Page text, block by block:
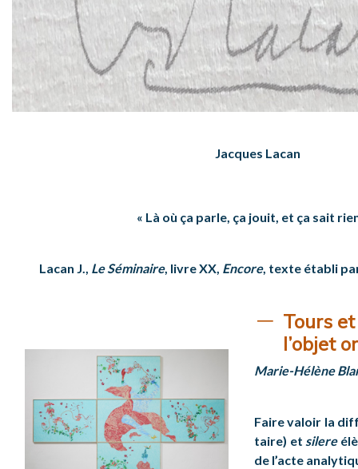
Jacques Lacan
« Là où ça parle, ça jouit, et ça sait
Lacan J., Le Séminaire, livre XX, Encore, texte établi
Tours
l’objet
Marie-Hélène
Faire valoir la
taire) et silere
de l’acte